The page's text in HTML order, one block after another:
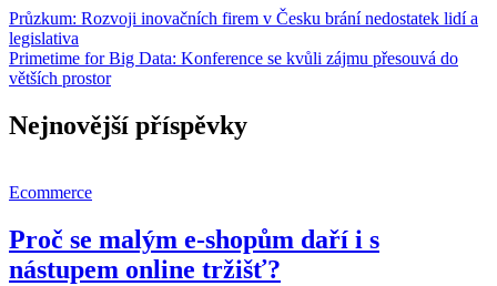
Navigace
pro
příspěvek
Průzkum: Rozvoji inovačních firem v Česku brání nedostatek lidí a
legislativa
Primetime for Big Data: Konference se kvůli zájmu přesouvá do
větších prostor
Nejnovější příspěvky
Ecommerce
Proč se malým e-shopům daří i s
nástupem online tržišť?